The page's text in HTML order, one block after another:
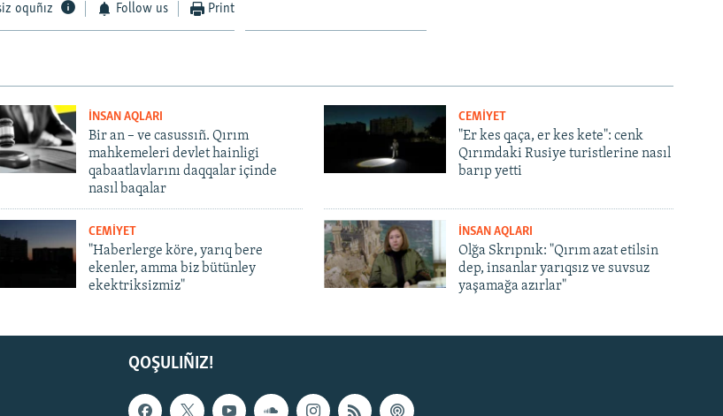
oquñız Follow us Print
İNSAN AQLARI
Bir an – ve casussıñ. Qırım
mahkemeleri devlet hainligi
qabaatlavlarını daqqalar içinde
nasıl baqalar
CEMİYET
"Er kes qaça, er kes kete": cenk
Qırımdaki Rusiye turistlerine nasıl
barıp yetti
CEMİYET
"Haberlerge köre, yarıq bere
ekenler, amma biz bütünley
ekektriksizmiz"
İNSAN AQLARI
Olğa Skrıpnık: "Qırım azat etilsin
dep, insanlar yarıqsız ve suvsuz
yaşamağa azırlar"
QOŞULIÑIZ!